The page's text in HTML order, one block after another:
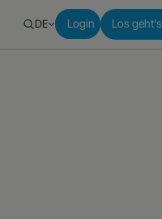
DE Login Los geht's